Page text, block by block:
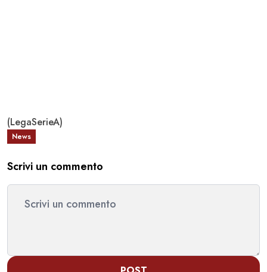
(LegaSerieA)
News
Scrivi un commento